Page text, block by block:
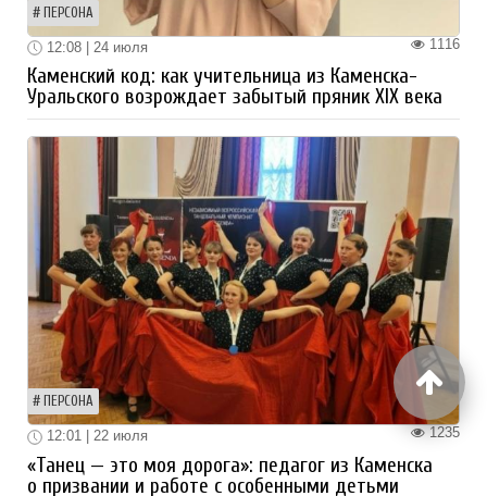
ПЕРСОНА
1116
12:08 | 24 июля
Каменский код: как учительница из Каменска-
Уральского возрождает забытый пряник XIX века
ПЕРСОНА
1235
12:01 | 22 июля
«Танец — это моя дорога»: педагог из Каменска
о призвании и работе с особенными детьми